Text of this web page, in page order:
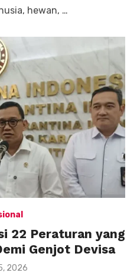
hewan, …
22 Peraturan yang
Genjot Devisa
2026